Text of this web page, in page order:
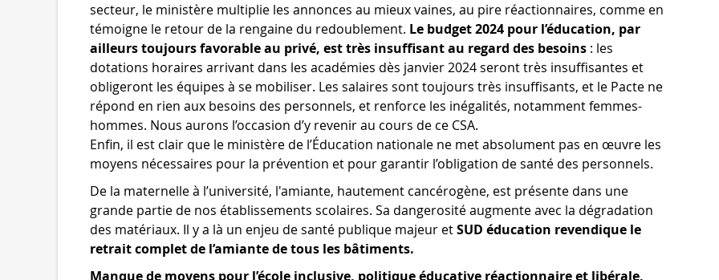
secteur, le ministère multiplie les annonces au mieux vaines, au pire réactionnaires, comme en
témoigne le retour de la rengaine du redoublement. Le budget 2024 pour l’éducation, par
ailleurs toujours favorable au privé, est très insuffisant au regard des besoins : les
dotations horaires arrivant dans les académies dès janvier 2024 seront très insuffisantes et
obligeront les équipes à se mobiliser. Les salaires sont toujours très insuffisants, et le Pacte ne
répond en rien aux besoins des personnels, et renforce les inégalités, notamment femmes-
hommes. Nous aurons l’occasion d’y revenir au cours de ce CSA.
Enfin, il est clair que le ministère de l’Éducation nationale ne met absolument pas en œuvre les
moyens nécessaires pour la prévention et pour garantir l’obligation de santé des personnels.
De la maternelle à l’université, l'amiante, hautement cancérogène, est présente dans une
grande partie de nos établissements scolaires. Sa dangerosité augmente avec la dégradation
des matériaux. Il y a là un enjeu de santé publique majeur etSUD éducation revendique le
retrait complet de l’amiante de tous les bâtiments.
Manque de moyens pour l’école inclusive, politique éducative réactionnaire et libérale,